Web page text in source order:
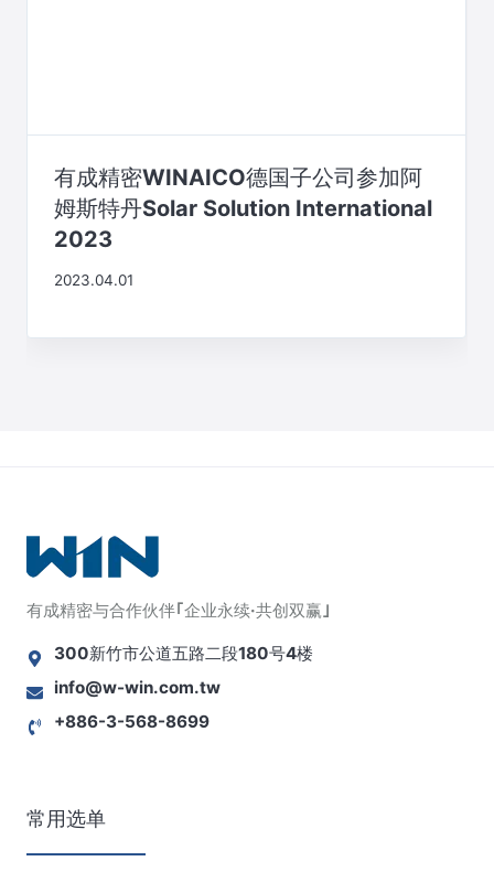
有成精密WINAICO德国子公司参加阿
姆斯特丹Solar Solution International
2023
2023.04.01
有成精密与合作伙伴｢企业永续·共创双赢｣
300新竹市公道五路二段180号4楼
info@w-win.com.tw
+886-3-568-8699
常用选单